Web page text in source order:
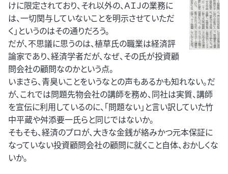
けに限定されており、それ以外の、ＡＩＪの業務に
は、一切関与していないことを明示させていただ
く」というのはその通りだろう。
だが、不思議に思うのは、植草氏の職業は経済評
論家であり、経済学者だが、なぜ、その氏が投資顧
問会社の顧問なのかという点。
いまさら、青臭いことをいうなとの声もあるかも知れない。だ
が、これでは問題先物会社の講師を務め、同社は実質、講師
を宣伝に利用しているのに、「問題ない」と言い訳していた竹
中平蔵や舛添要一氏らと同じではないか。
そもそも、経済のプロが、大きな金銭が絡みかつ元本保証に
なっていない投資顧問会社の顧問に就くこと自体、おかしくな
いか。